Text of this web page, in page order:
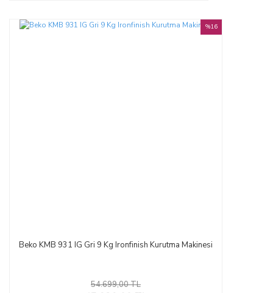
Beko KMB 931 IG Gri 9 Kg Ironfinish Kurutma Makinesi
%16
54.699,00 TL